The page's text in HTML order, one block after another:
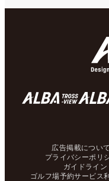
広告掲載について
プライバシーポリ
ガイドライン
ゴルフ場予約サービス